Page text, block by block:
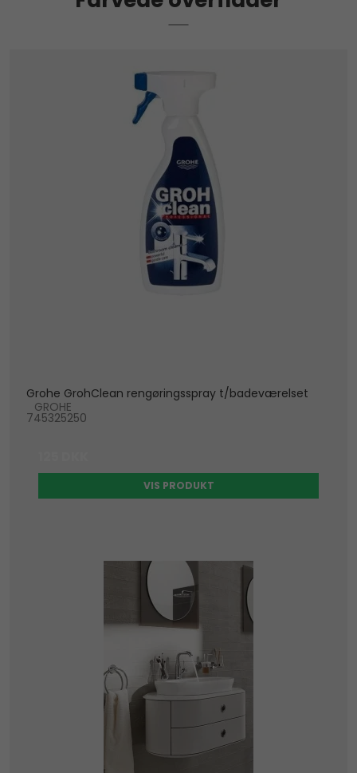
Grohe GrohClean rengøringsspray t/badeværelset
GROHE
745325250
VIS PRODUKT